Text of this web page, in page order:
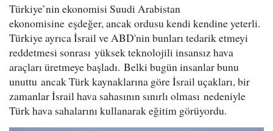
Türkiye’nin ekonomisi Suudi Arabistan
ekonomisine eşdeğer, ancak ordusu kendi kendine yeterli.
Türkiye ayrıca İsrail ve ABD'nin bunları tedarik etmeyi
reddetmesi sonrası yüksek teknolojili insansız hava
araçları üretmeye başladı. Belki bugün insanlar bunu
unuttu ancak Türk kaynaklarına göre İsrail uçakları, bir
zamanlar İsrail hava sahasının sınırlı olması nedeniyle
Türk hava sahalarını kullanarak eğitim görüyordu.